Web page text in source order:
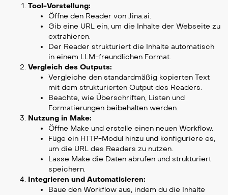
Tool-Vorstellung:
Öffne den Reader von Jina.ai.
Gib eine URL ein, um die Inhalte der Webseite zu
extrahieren.
Der Reader strukturiert die Inhalte automatisch
in einem LLM-freundlichen Format.
Vergleich des Outputs:
Vergleiche den standardmäßig kopierten Text
mit dem strukturierten Output des Readers.
Beachte, wie Überschriften, Listen und
Formatierungen beibehalten werden.
Nutzung in Make:
Öffne Make und erstelle einen neuen Workflow.
Füge ein HTTP-Modul hinzu und konfiguriere es,
um die URL des Readers zu nutzen.
Lasse Make die Daten abrufen und strukturiert
speichern.
Integrieren und Automatisieren:
Baue den Workflow aus, indem du die Inhalte